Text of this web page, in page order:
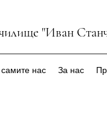
"Иван
нас За нас